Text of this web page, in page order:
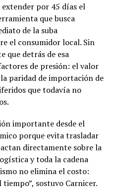
por 45 días el
que busca
de la suba
el consumidor local. Sin
que detrás de esa
de presión: el valor
paridad de importación de
que todavía no
importante desde el
porque evita trasladar
directamente sobre la
y toda la cadena
no elimina el costo:
sostuvo Carnicer.